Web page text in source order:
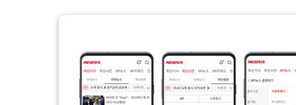
7시간 전
9시간 전 내일까지 39도 '펄펄'…기